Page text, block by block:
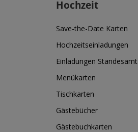
Hochzeit
Save-the-Date Karten
Hochzeitseinladungen
Einladungen Standesamt
Menükarten
Tischkarten
Gästebücher
Gästebuchkarten